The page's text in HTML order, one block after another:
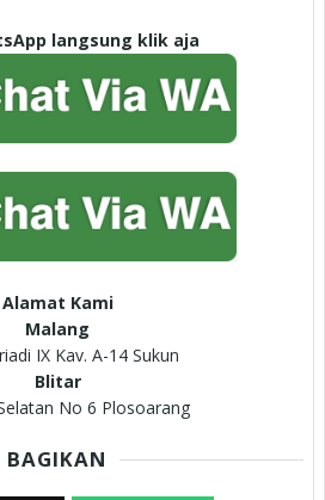
langsung klik aja
Alamat Kami
Malang
IX Kav. A-14 Sukun
Blitar
No 6 Plosoarang
BAGIKAN